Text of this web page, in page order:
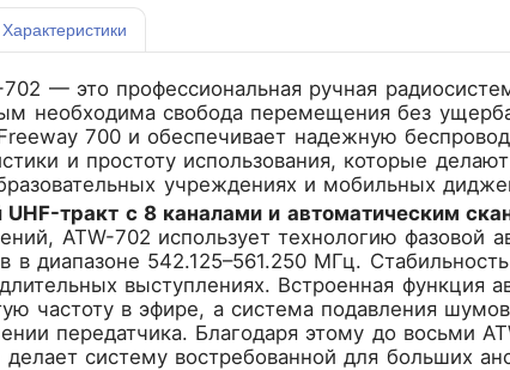
Характеристики
— это профессиональная ручная
необходима свобода перемещения без
700 и обеспечивает надежную
и простоту использования, которые
учреждениях и мобильных
тракт с 8 каналами и автоматическим
ATW-702 использует технологию фазовой
в диапазоне 542.125–561.250 МГц.
выступлениях. Встроенная функция
частоту в эфире, а система подавления
передатчика. Благодаря этому до восьми
систему востребованной для больших